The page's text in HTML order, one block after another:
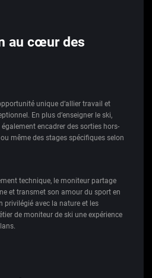
au cœur des
unique d’allier travail et
En plus d’enseigner le ski,
encadrer des sorties hors-
même des stages spécifiques selon
technique, le moniteur partage
et transmet son amour du sport en
privilégié avec la nature et les
de moniteur de ski une expérience